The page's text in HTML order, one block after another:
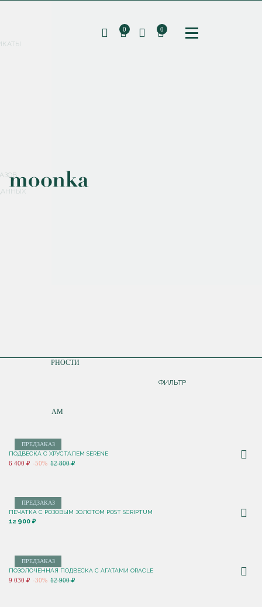
Соглашаюсь с
0 0
ПО ПОПУЛЯРНОСТИ
ПО НОВИНКАМ
ФИЛЬТР
ПРЕДЗАКАЗ
ПОДВЕСКА С ХРУСТАЛЕМ SERENE
6 400 ₽ -50% 12 800 ₽
ПРЕДЗАКАЗ
ПЕЧАТКА С РОЗОВЫМ ЗОЛОТОМ POST SCRIPTUM
12 900 ₽
ПРЕДЗАКАЗ
ПОЗОЛОЧЕННАЯ ПОДВЕСКА С АГАТАМИ ORACLE
9 030 ₽ -30% 12 900 ₽